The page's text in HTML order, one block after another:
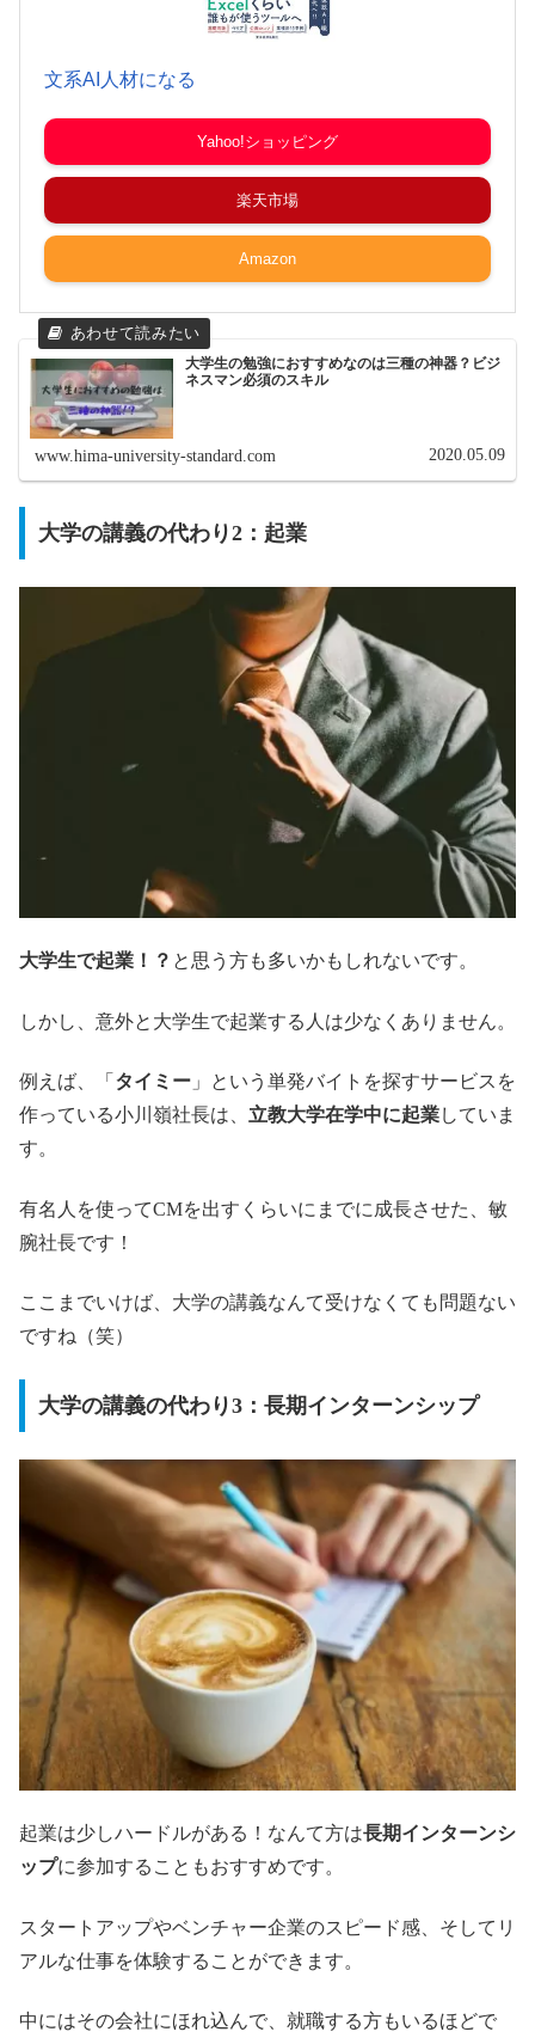
文系AI人材になる
Yahoo!ショッピング
楽天市場
Amazon
大学生の勉強におすすめなのは三種の神器？ビジ
ネスマン必須のスキル
www.hima-university-standard.com 2020.05.09
大学の講義の代わり2：起業
大学生で起業！？ と思う方も多いかもしれないです。
しかし、意外と大学生で起業する人は少なくありません。
例えば、「 タイミー 」という単発バイトを探すサービスを
作っている小川嶺社長は、 立教大学在学中に起業していま
す。
有名人を使ってCMを出すくらいにまでに成長させた、敏
腕社長です！
ここまでいけば、大学の講義なんて受けなくても問題ない
ですね（笑）
大学の講義の代わり3：長期インターンシップ
起業は少しハードルがある！なんて方は長期インターンシ
ップに参加することもおすすめです。
スタートアップやベンチャー企業のスピード感、そしてリ
アルな仕事を体験することができます。
中にはその会社にほれ込んで、就職する方もいるほどで